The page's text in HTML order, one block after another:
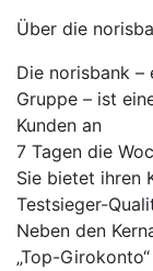
Über die
Die norisbank –
Gruppe – ist
Kunden an
7 Tagen die
Sie bietet ihren
Testsieger-
Neben den
„Top-